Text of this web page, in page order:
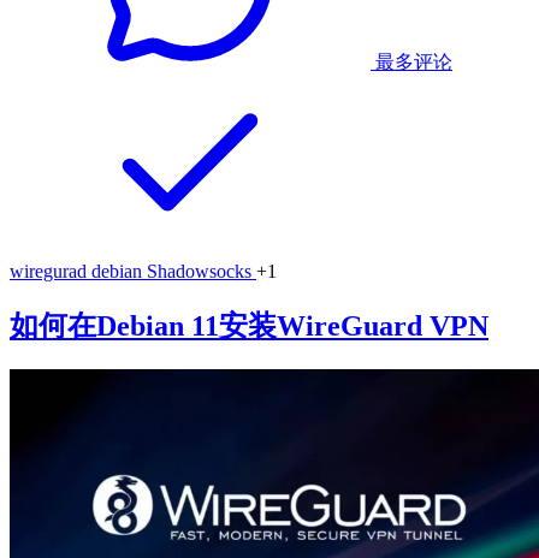
最多评论
wiregurad debian Shadowsocks +1
如何在Debian 11安装WireGuard VPN